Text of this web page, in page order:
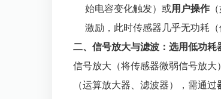
始电容变化触发）或用户操作
激励，此时传感器几乎无功耗
二、信号放大与滤波：选用低功
信号放大（将传感器微弱信号放
（运算放大器、滤波器），需通过